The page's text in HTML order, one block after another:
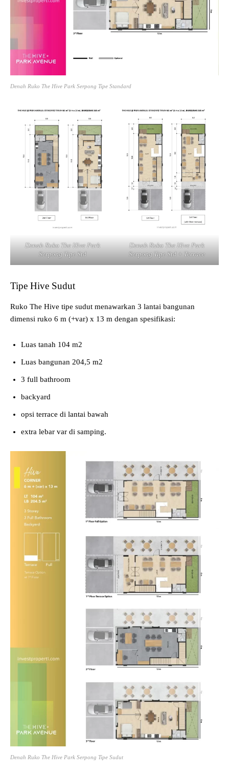
Denah Ruko The Hive Park Serpong Tipe Standard
Denah Ruko The Hive Park
Serpong Tipe Std
Denah Ruko The Hive Park
Serpong Tipe Std + Terrace
Tipe Hive Sudut
Ruko The Hive tipe sudut menawarkan 3 lantai bangunan
dimensi ruko 6 m (+var) x 13 m dengan spesifikasi:
Luas tanah 104 m2
Luas bangunan 204,5 m2
3 full bathroom
backyard
opsi terrace di lantai bawah
extra lebar var di samping.
Denah Ruko The Hive Park Serpong Tipe Sudut